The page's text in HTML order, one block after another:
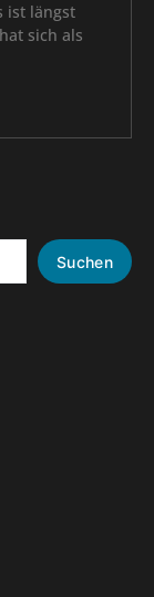
ist längst
sich als
Suchen